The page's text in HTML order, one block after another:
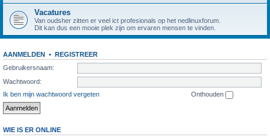
Vacatures
Van oudsher zitten er veel ict profesionals op het nedlinuxforum.
Dit kan dus een mooie plek zijn om ervaren mensen te vinden.
AANMELDEN • REGISTREER
Gebruikersnaam:
Wachtwoord:
Ik ben mijn wachtwoord vergeten
Onthouden
WIE IS ER ONLINE